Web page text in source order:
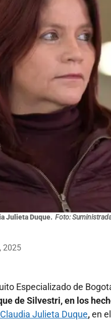
Julieta Duque. Foto:
2025
Especializado de
de Silvestri, en los
Julieta Duque,en